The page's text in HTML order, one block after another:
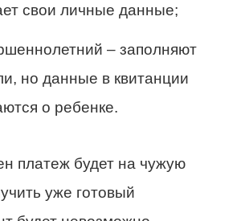
свои личные данные;
– заполняют
но данные в квитанции
о ребенке.
платеж будет на чужую
уже готовый